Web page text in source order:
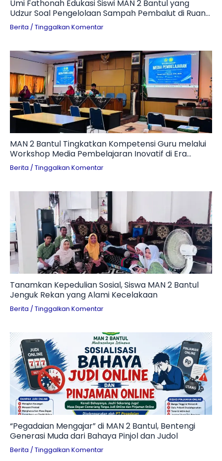
Umi Fathonah Edukasi Siswi MAN 2 Bantul yang
Udzur Soal Pengelolaan Sampah Pembalut di Ruang
Otomotif
Berita / Tinggalkan Komentar
MAN 2 Bantul Tingkatkan Kompetensi Guru melalui
Workshop Media Pembelajaran Inovatif di Era
Digital
Berita / Tinggalkan Komentar
Tanamkan Kepedulian Sosial, Siswa MAN 2 Bantul
Jenguk Rekan yang Alami Kecelakaan
Berita / Tinggalkan Komentar
“Pegadaian Mengajar” di MAN 2 Bantul, Bentengi
Generasi Muda dari Bahaya Pinjol dan Judol
Berita / Tinggalkan Komentar